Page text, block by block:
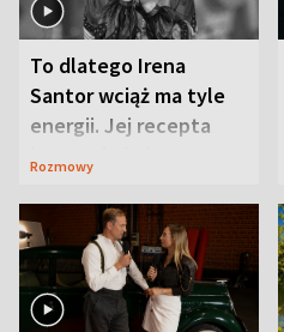
To dlatego Irena
Santor wciąż ma tyle
energii. Jej recepta
jest zaskakująco
Rozmowy